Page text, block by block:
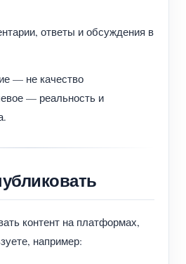
ответы и обсуждения в
— не качество
— реальность и
контент на платформах,
например: